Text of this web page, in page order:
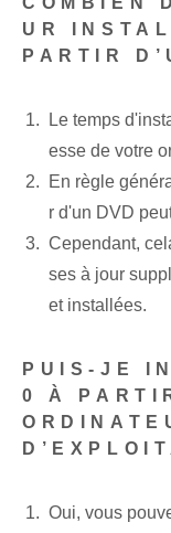
UR
PARTIR
Le temps
esse de votre
En règle
r d'un DVD
Cependant,
ses à jour
et installées.
PUIS-JE
0 À
Oui, vous